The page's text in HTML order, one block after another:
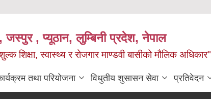
जस्पुर , प्यूठान, लुम्बिनी प्रदेश, नेपाल
शिक्षा, स्वास्थ्य र रोजगार माण्डवी बासीको मौलिक अधिकार"
तथा परियोजना विधुतीय शुसासन सेवा प्रतिवेदन